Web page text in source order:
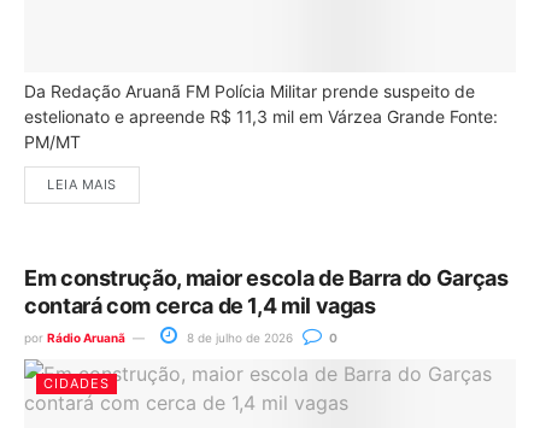
Da Redação Aruanã FM Polícia Militar prende suspeito de
estelionato e apreende R$ 11,3 mil em Várzea Grande Fonte:
PM/MT
LEIA MAIS
Em construção, maior escola de Barra do Garças
contará com cerca de 1,4 mil vagas
por Rádio Aruanã 8 de julho de 2026 0
CIDADES